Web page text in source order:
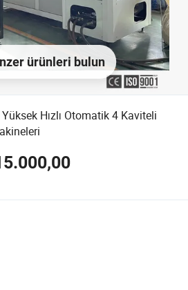
ürünleri bulun
Hızlı Otomatik 4 Kaviteli